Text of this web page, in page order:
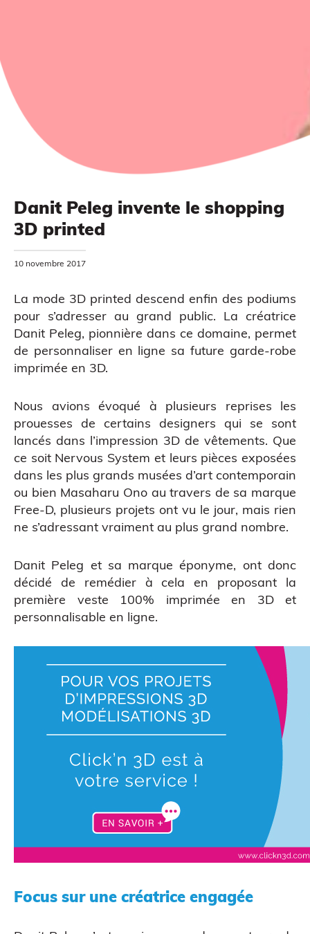
MODÉLISATION 3D
Danit Peleg invente le shopping
3D printed
10 novembre 2017
La mode 3D printed descend enfin des podiums
pour s’adresser au grand public. La créatrice
Danit Peleg, pionnière dans ce domaine, permet
de personnaliser en ligne sa future garde-robe
imprimée en 3D.
Nous avions évoqué à plusieurs reprises les
prouesses de certains designers qui se sont
lancés dans l’impression 3D de vêtements. Que
ce soit Nervous System et leurs pièces exposées
dans les plus grands musées d’art contemporain
ou bien Masaharu Ono au travers de sa marque
Free-D, plusieurs projets ont vu le jour, mais rien
ne s’adressant vraiment au plus grand nombre.
Danit Peleg et sa marque éponyme, ont donc
décidé de remédier à cela en proposant la
première veste 100% imprimée en 3D et
personnalisable en ligne.
Focus sur une créatrice engagée